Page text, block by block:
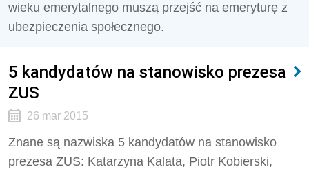
wieku emerytalnego muszą przejść na emeryturę z
ubezpieczenia społecznego.
5 kandydatów na stanowisko prezesa
ZUS
26 mar 2015
Znane są nazwiska 5 kandydatów na stanowisko
prezesa ZUS: Katarzyna Kalata, Piotr Kobierski,